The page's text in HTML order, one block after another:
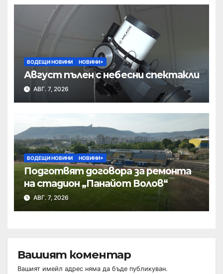
ВОДЕЩИ НОВИНИ НОВИНИ+
Август пълен с небесни спектакли
АВГ. 7, 2026
ВОДЕЩИ НОВИНИ НОВИНИ+
Подготвят договора за ремонта
на стадион „Панайот Волов“
АВГ. 7, 2026
Вашият коментар
Вашият имейл адрес няма да бъде публикуван.